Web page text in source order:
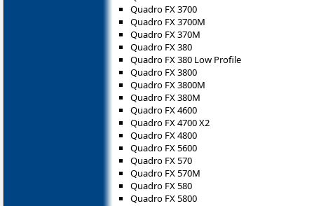
Quadro FX 3700
Quadro FX 3700M
Quadro FX 370M
Quadro FX 380
Quadro FX 380 Low Profile
Quadro FX 3800
Quadro FX 3800M
Quadro FX 380M
Quadro FX 4600
Quadro FX 4700 X2
Quadro FX 4800
Quadro FX 5600
Quadro FX 570
Quadro FX 570M
Quadro FX 580
Quadro FX 5800